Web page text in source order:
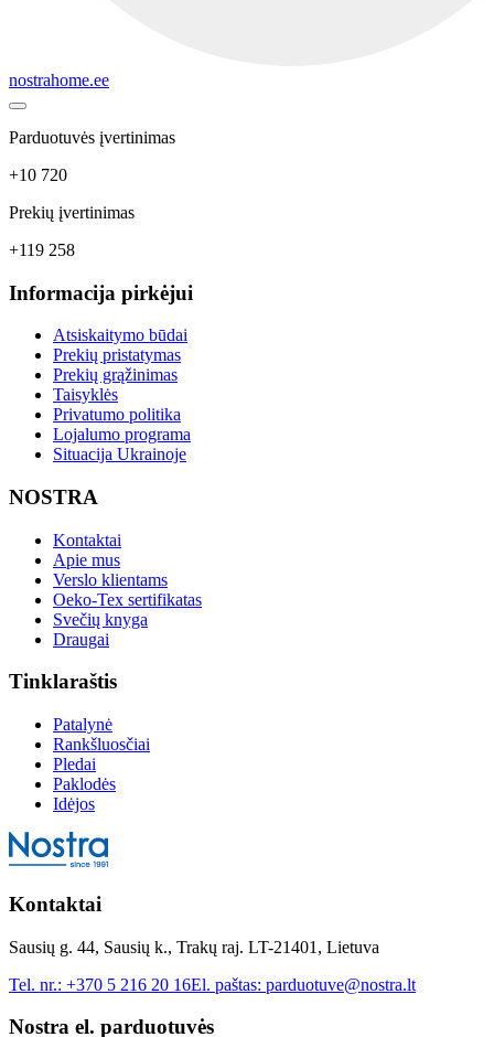
nostrahome.ee
Parduotuvės įvertinimas
+10 720
Prekių įvertinimas
+119 258
Informacija pirkėjui
Atsiskaitymo būdai
Prekių pristatymas
Prekių grąžinimas
Taisyklės
Privatumo politika
Lojalumo programa
Situacija Ukrainoje
NOSTRA
Kontaktai
Apie mus
Verslo klientams
Oeko-Tex sertifikatas
Svečių knyga
Draugai
Tinklaraštis
Patalynė
Rankšluosčiai
Pledai
Paklodės
Idėjos
Kontaktai
Sausių g. 44, Sausių k., Trakų raj. LT-21401, Lietuva
Tel. nr.: +370 5 216 20 16El. paštas: parduotuve@nostra.lt
Nostra el. parduotuvės